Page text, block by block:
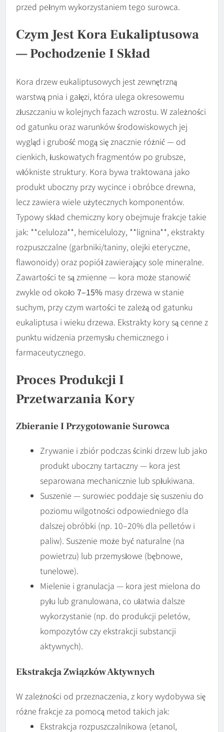
przed pełnym wykorzystaniem tego surowca.
Czym Jest Kora Eukaliptusowa
— Pochodzenie I Skład
Kora drzew eukaliptusowych jest zewnętrzną
warstwą pnia i gałęzi, która ulega okresowemu
złuszczaniu w kolejnych fazach wzrostu. W zależności
od gatunku oraz warunków środowiskowych jej
wygląd i grubość mogą się znacznie różnić — od
cienkich, łuskowatych fragmentów po grubsze,
włókniste struktury. Kora bywa traktowana jako
produkt uboczny przy wycince i obróbce drewna,
lecz zawiera wiele użytecznych komponentów.
Typowy skład chemiczny kory obejmuje frakcje takie
jak: **celuloza**, hemicelulozy, **lignina**, ekstrakty
rozpuszczalne (garbniki/taniny, olejki eteryczne,
flawonoidy) oraz popiół zawierający sole mineralne.
Zawartości te są zmienne — kora może stanowić
zwykle od około 7–15% masy drzewa w stanie
suchym, przy czym wartości te zależą od gatunku
eukaliptusa i wieku drzewa. Ekstrakty kory są cenne z
punktu widzenia przemysłu chemicznego i
farmaceutycznego.
Proces Produkcji I
Przetwarzania Kory
Zbieranie I Przygotowanie Surowca
Zrywanie i zbiór podczas ścinki drzew lub jako
produkt uboczny tartaczny — kora jest
separowana mechanicznie lub spłukiwana.
Suszenie — surowiec poddaje się suszeniu do
poziomu wilgotności odpowiedniego dla
dalszej obróbki (np. 10–20% dla pelletów i
paliw). Suszenie może być naturalne (na
powietrzu) lub przemysłowe (bębnowe,
tunelowe).
Mielenie i granulacja — kora jest mielona do
pyłu lub granulowana, co ułatwia dalsze
wykorzystanie (np. do produkcji peletów,
kompozytów czy ekstrakcji substancji
aktywnych).
Ekstrakcja Związków Aktywnych
W zależności od przeznaczenia, z kory wydobywa się
różne frakcje za pomocą metod takich jak:
Ekstrakcja rozpuszczalnikowa (etanol,